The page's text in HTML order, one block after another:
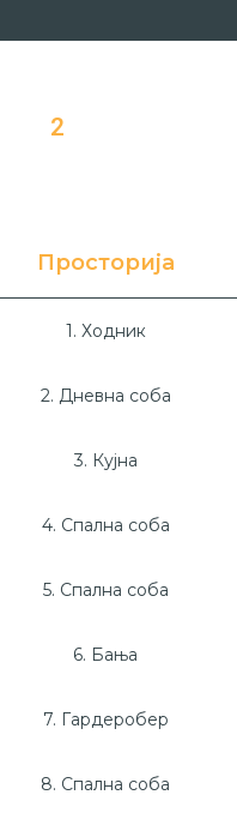
2
Просторија
1. Ходник
2. Дневна соба
3. Кујна
4. Спална соба
5. Спална соба
6. Бања
7. Гардеробер
8. Спална соба